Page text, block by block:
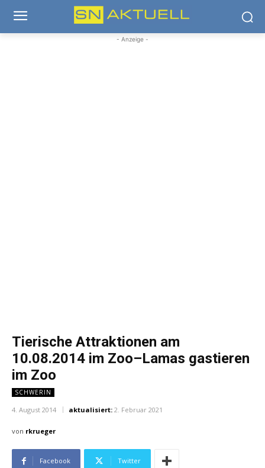
- Anzeige -
Tierische Attraktionen am
10.08.2014 im Zoo–Lamas gastieren
im Zoo
SCHWERIN
4. August 2014 aktualisiert: 2. Februar 2021
von rkrueger
Facebook Twitter